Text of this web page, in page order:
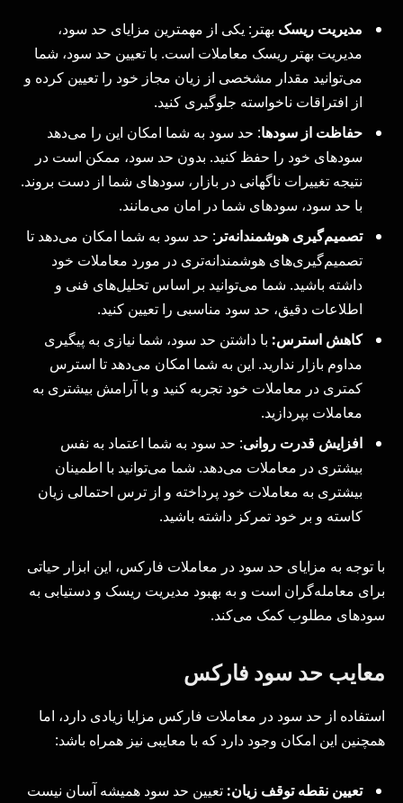
مدیریت ریسک بهتر: یکی از مهمترین مزایای حد سود،
مدیریت بهتر ریسک معاملات است. با تعیین حد سود، شما
می‌توانید مقدار مشخصی از زیان مجاز خود را تعیین کرده و
از افتراقات ناخواسته جلوگیری کنید.
حفاظت از سودها: حد سود به شما امکان این را می‌دهد
سودهای خود را حفظ کنید. بدون حد سود، ممکن است در
نتیجه تغییرات ناگهانی در بازار، سودهای شما از دست بروند.
با حد سود، سودهای شما در امان می‌مانند.
تصمیم‌گیری هوشمندانه‌تر : حد سود به شما امکان می‌دهد تا
تصمیم‌گیری‌های هوشمندانه‌تری در مورد معاملات خود
داشته باشید. شما می‌توانید بر اساس تحلیل‌های فنی و
اطلاعات دقیق، حد سود مناسبی را تعیین کنید.
کاهش استرس: با داشتن حد سود، شما نیازی به پیگیری
مداوم بازار ندارید. این به شما امکان می‌دهد تا استرس
کمتری در معاملات خود تجربه کنید و با آرامش بیشتری به
معاملات بپردازید.
افزایش قدرت روانی: حد سود به شما اعتماد به نفس
بیشتری در معاملات می‌دهد. شما می‌توانید با اطمینان
بیشتری به معاملات خود پرداخته و از ترس احتمالی زیان
کاسته و بر خود تمرکز داشته باشید.
با توجه به مزایای حد سود در معاملات فارکس، این ابزار حیاتی
برای معامله‌گران است و به بهبود مدیریت ریسک و دستیابی به
سودهای مطلوب کمک می‌کند.
معایب حد سود فارکس
استفاده از حد سود در معاملات فارکس مزایا زیادی دارد، اما
همچنین این امکان وجود دارد که با معایبی نیز همراه باشد:
تعیین نقطه توقف زیان: تعیین حد سود همیشه آسان نیست